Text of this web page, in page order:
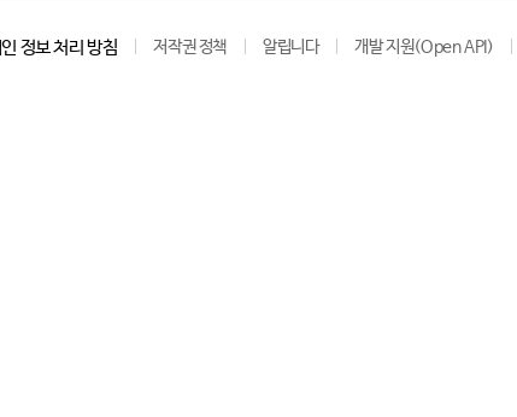
정보 처리 방침 저작권 정책 알립니다 개발 지원(Open API)